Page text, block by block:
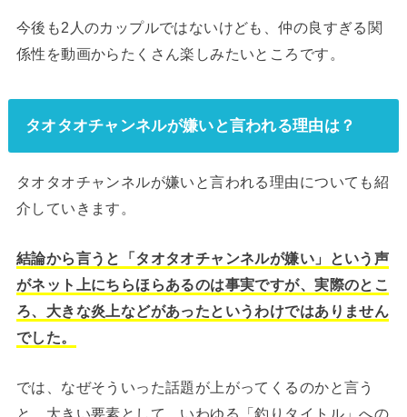
今後も2人のカップルではないけども、仲の良すぎる関
係性を動画からたくさん楽しみたいところです。
タオタオチャンネルが嫌いと言われる理由は？
タオタオチャンネルが嫌いと言われる理由についても紹
介していきます。
結論から言うと「タオタオチャンネルが嫌い」という声
がネット上にちらほらあるのは事実ですが、実際のとこ
ろ、大きな炎上などがあったというわけではありません
でした。
では、なぜそういった話題が上がってくるのかと言う